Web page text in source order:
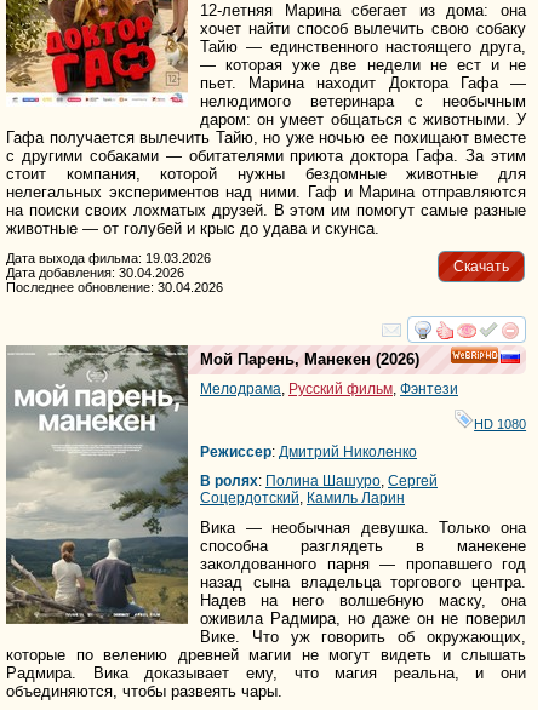
12-летняя Марина сбегает из дома: она
хочет найти способ вылечить свою собаку
Тайю — единственного настоящего друга,
— которая уже две недели не ест и не
пьет. Марина находит Доктора Гафа —
нелюдимого ветеринара с необычным
даром: он умеет общаться с животными. У
Гафа получается вылечить Тайю, но уже ночью ее похищают вместе
с другими собаками — обитателями приюта доктора Гафа. За этим
стоит компания, которой нужны бездомные животные для
нелегальных экспериментов над ними. Гаф и Марина отправляются
на поиски своих лохматых друзей. В этом им помогут самые разные
животные — от голубей и крыс до удава и скунса.
Скачать
Дата выхода фильма: 19.03.2026
Дата добавления: 30.04.2026
Последнее обновление: 30.04.2026
смотреть
HD
Мой Парень, Манекен (2026)
Мелодрама, Русский фильм, Фэнтези
HD 1080
Режиссер: Дмитрий Николенко
В ролях: Полина Шашуро, Сергей
Соцердотский, Камиль Ларин
Вика — необычная девушка. Только она
способна разглядеть в манекене
заколдованного парня — пропавшего год
назад сына владельца торгового центра.
Надев на него волшебную маску, она
оживила Радмира, но даже он не поверил
Вике. Что уж говорить об окружающих,
которые по велению древней магии не могут видеть и слышать
Радмира. Вика доказывает ему, что магия реальна, и они
объединяются, чтобы развеять чары.